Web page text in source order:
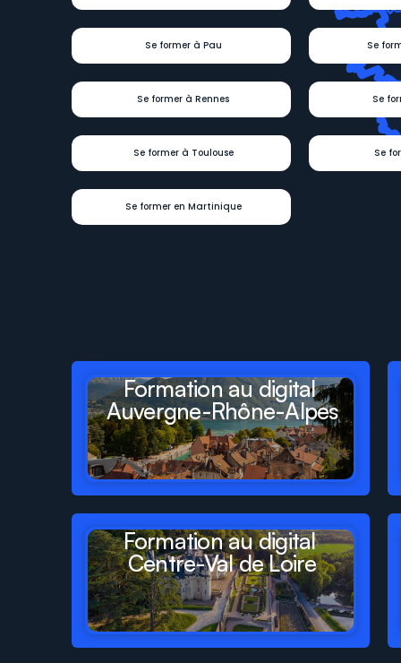
Se former à Pau Se
Se former à Rennes Se
Se former à Toulouse Se
Se former en Martinique
départementsetrégions
Formation au digital
Auvergne-Rhône-Alpes
Formation au digital
Centre-Val de Loire